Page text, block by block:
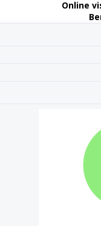
Online